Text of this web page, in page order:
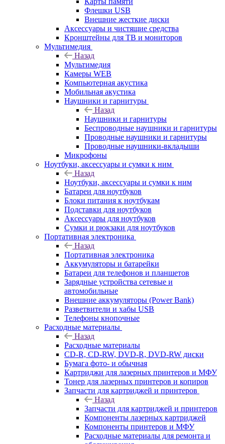
Флешки USB
Внешние жесткие диски
Аксессуары и чистящие средства
Кронштейны для ТВ и мониторов
Мультимедия
Назад
Мультимедия
Камеры WEB
Компьютерная акустика
Мобильная акустика
Наушники и гарнитуры
Назад
Наушники и гарнитуры
Беспроводные наушники и гарнитуры
Проводные наушники и гарнитуры
Проводные наушники-вкладыши
Микрофоны
Ноутбуки, аксессуары и сумки к ним
Назад
Ноутбуки, аксессуары и сумки к ним
Батареи для ноутбуков
Блоки питания к ноутбукам
Подставки для ноутбуков
Аксессуары для ноутбуков
Сумки и рюкзаки для ноутбуков
Портативная электроника
Назад
Портативная электроника
Аккумуляторы и батарейки
Батареи для телефонов и планшетов
Зарядные устройства сетевые и
автомобильные
Внешние аккумуляторы (Power Bank)
Разветвители и хабы USB
Телефоны кнопочные
Расходные материалы
Назад
Расходные материалы
CD-R, CD-RW, DVD-R, DVD-RW диски
Бумага фото- и обычная
Картриджи для лазерных принтеров и МФУ
Тонер для лазерных принтеров и копиров
Запчасти для картриджей и принтеров
Назад
Запчасти для картриджей и принтеров
Компоненты лазерных картриджей
Компоненты принтеров и МФУ
Расходные материалы для ремонта и